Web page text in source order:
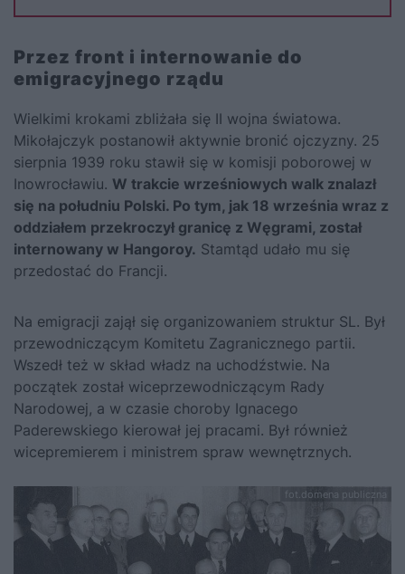
Przez front i internowanie do
emigracyjnego rządu
Wielkimi krokami zbliżała się II wojna światowa.
Mikołajczyk postanowił aktywnie bronić ojczyzny. 25
sierpnia 1939 roku stawił się w komisji poborowej w
Inowrocławiu. W trakcie wrześniowych walk znalazł
się na południu Polski. Po tym, jak 18 września wraz z
oddziałem przekroczył granicę z Węgrami, został
internowany w Hangoroy. Stamtąd udało mu się
przedostać do Francji.
Na emigracji zajął się organizowaniem struktur SL. Był
przewodniczącym Komitetu Zagranicznego partii.
Wszedł też w skład władz na uchodźstwie. Na
początek został wiceprzewodniczącym Rady
Narodowej, a w czasie choroby Ignacego
Paderewskiego kierował jej pracami. Był również
wicepremierem i ministrem spraw wewnętrznych.
fot.domena publiczna